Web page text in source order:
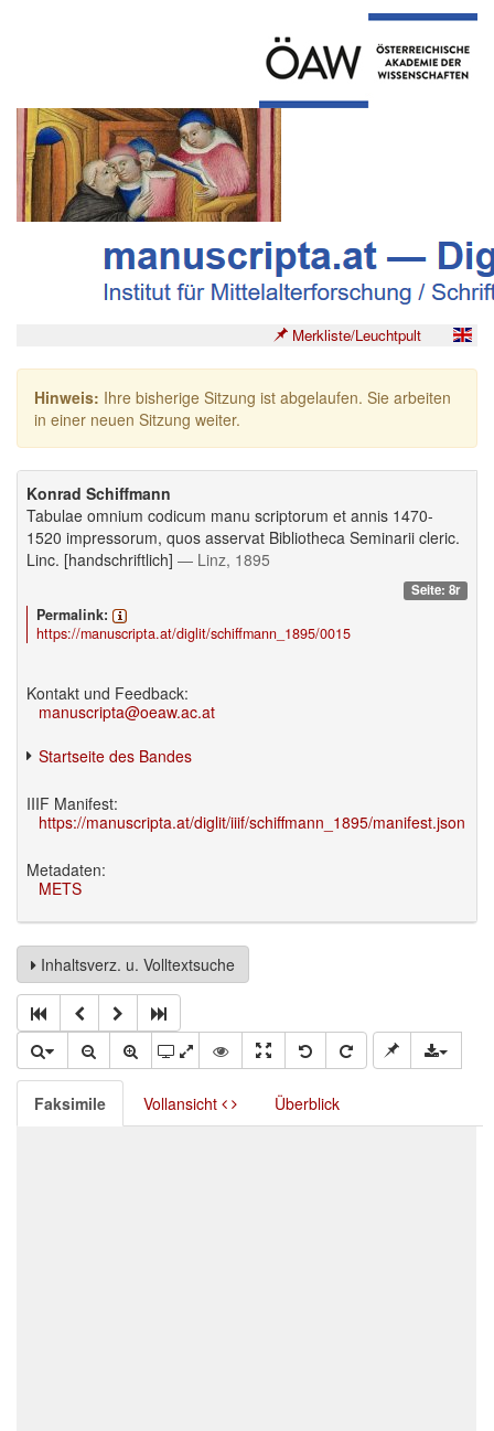
Merkliste/Leuchtpult
Hinweis: Ihre bisherige Sitzung ist abgelaufen. Sie arbeiten
in einer neuen Sitzung weiter.
Konrad Schiffmann
Tabulae omnium codicum manu scriptorum et annis 1470-
1520 impressorum, quos asservat Bibliotheca Seminarii cleric.
Linc. [handschriftlich] — Linz, 1895
Seite: 8r
Permalink:
https://manuscripta.at/diglit/schiffmann_1895/0015
Kontakt und Feedback:
manuscripta@oeaw.ac.at
Startseite des Bandes
IIIF Manifest:
https://manuscripta.at/diglit/iiif/schiffmann_1895/manifest.json
Metadaten:
METS
Inhaltsverz. u. Volltextsuche
Faksimile Vollansicht Überblick